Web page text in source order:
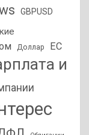
GBPUSD
Доллар ЕС
и